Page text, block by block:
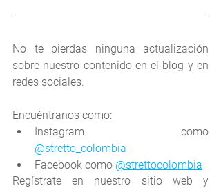
No te pierdas ninguna actualización
sobre nuestro contenido en el blog y en
redes sociales.
Encuéntranos como:
@stretto_colombia
Facebook como @strettocolombia
Regístrate en nuestro sitio web y